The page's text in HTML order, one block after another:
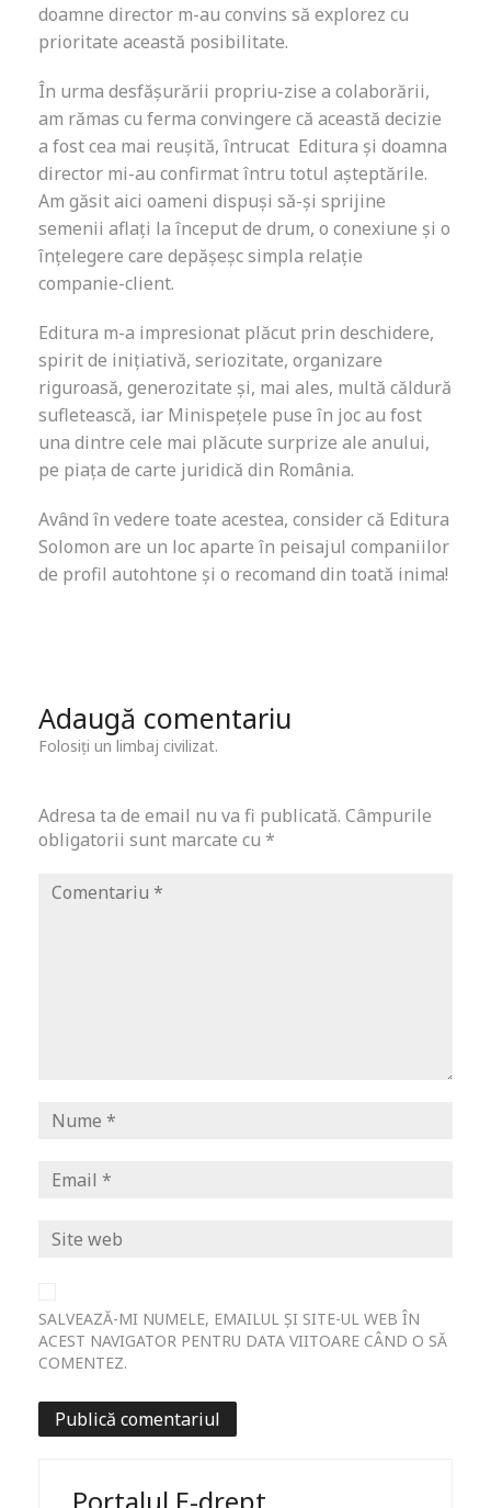
doamne director m-au convins să explorez cu
prioritate această posibilitate.
În urma desfășurării propriu-zise a colaborării,
am rămas cu ferma convingere că această decizie
a fost cea mai reușită, întrucat Editura și doamna
director mi-au confirmat întru totul așteptările.
Am găsit aici oameni dispuși să-și sprijine
semenii aflați la început de drum, o conexiune și o
înțelegere care depășeșc simpla relație
companie-client.
Editura m-a impresionat plăcut prin deschidere,
spirit de inițiativă, seriozitate, organizare
riguroasă, generozitate și, mai ales, multă căldură
sufletească, iar Minispețele puse în joc au fost
una dintre cele mai plăcute surprize ale anului,
pe piața de carte juridică din România.
Având în vedere toate acestea, consider că Editura
Solomon are un loc aparte în peisajul companiilor
de profil autohtone și o recomand din toată inima!
Adaugă comentariu
Folosiți un limbaj civilizat.
Adresa ta de email nu va fi publicată. Câmpurile
obligatorii sunt marcate cu *
SALVEAZĂ-MI NUMELE, EMAILUL ȘI SITE-UL WEB ÎN
ACEST NAVIGATOR PENTRU DATA VIITOARE CÂND O SĂ
COMENTEZ.
Portalul E-drept